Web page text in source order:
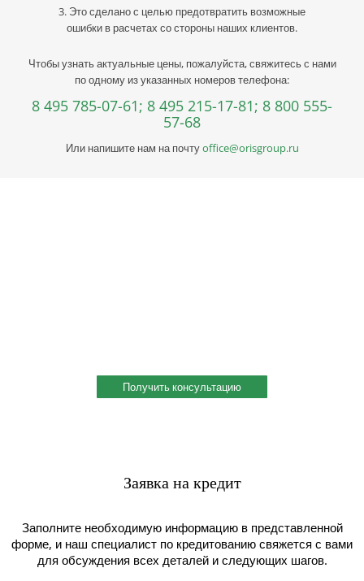
3. Это сделано с целью предотвратить возможные
ошибки в расчетах со стороны наших клиентов.
Чтобы узнать актуальные цены, пожалуйста, свяжитесь с нами
по одному из указанных номеров телефона:
8 495 785-07-61; 8 495 215-17-81; 8 800 555-
57-68
Или напишите нам на почтуoffice@orisgroup.ru
Получить консультацию
Заявка на кредит
Заполните необходимую информацию в представленной
форме, и наш специалист по кредитованию свяжется с вами
для обсуждения всех деталей и следующих шагов.